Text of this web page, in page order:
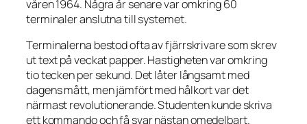
våren 1964. Några år senare var omkring 60
terminaler anslutna till systemet.
Terminalerna bestod ofta av fjärrskrivare som skrev
ut text på veckat papper. Hastigheten var omkring
tio tecken per sekund. Det låter långsamt med
dagens mått, men jämfört med hålkort var det
närmast revolutionerande. Studenten kunde skriva
ett kommando och få svar nästan omedelbart.